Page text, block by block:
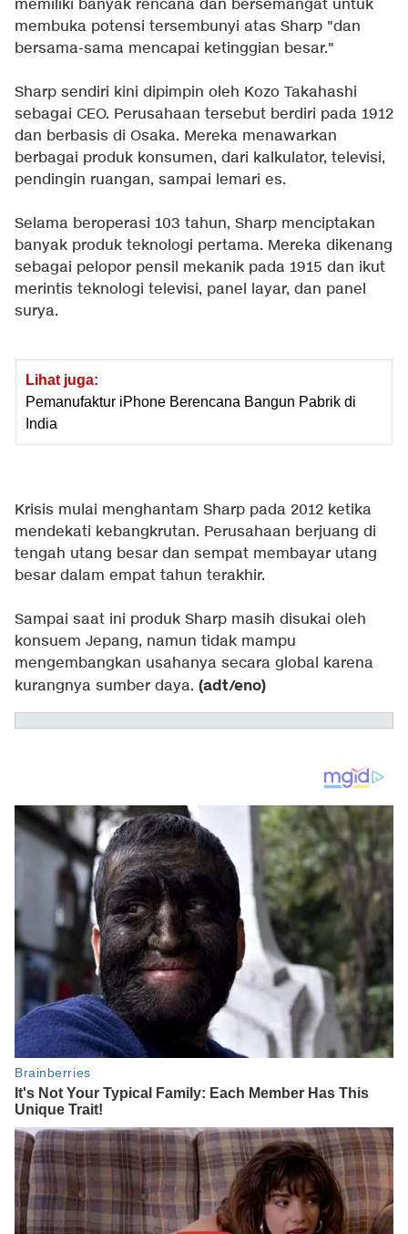
memiliki banyak rencana dan bersemangat untuk
membuka potensi tersembunyi atas Sharp "dan
bersama-sama mencapai ketinggian besar."
Sharp sendiri kini dipimpin oleh Kozo Takahashi
sebagai CEO. Perusahaan tersebut berdiri pada 1912
dan berbasis di Osaka. Mereka menawarkan
berbagai produk konsumen, dari kalkulator, televisi,
pendingin ruangan, sampai lemari es.
Selama beroperasi 103 tahun, Sharp menciptakan
banyak produk teknologi pertama. Mereka dikenang
sebagai pelopor pensil mekanik pada 1915 dan ikut
merintis teknologi televisi, panel layar, dan panel
surya.
Lihat juga:
Pemanufaktur iPhone Berencana Bangun Pabrik di
India
Krisis mulai menghantam Sharp pada 2012 ketika
mendekati kebangkrutan. Perusahaan berjuang di
tengah utang besar dan sempat membayar utang
besar dalam empat tahun terakhir.
Sampai saat ini produk Sharp masih disukai oleh
konsuem Jepang, namun tidak mampu
mengembangkan usahanya secara global karena
kurangnya sumber daya. (adt/eno)